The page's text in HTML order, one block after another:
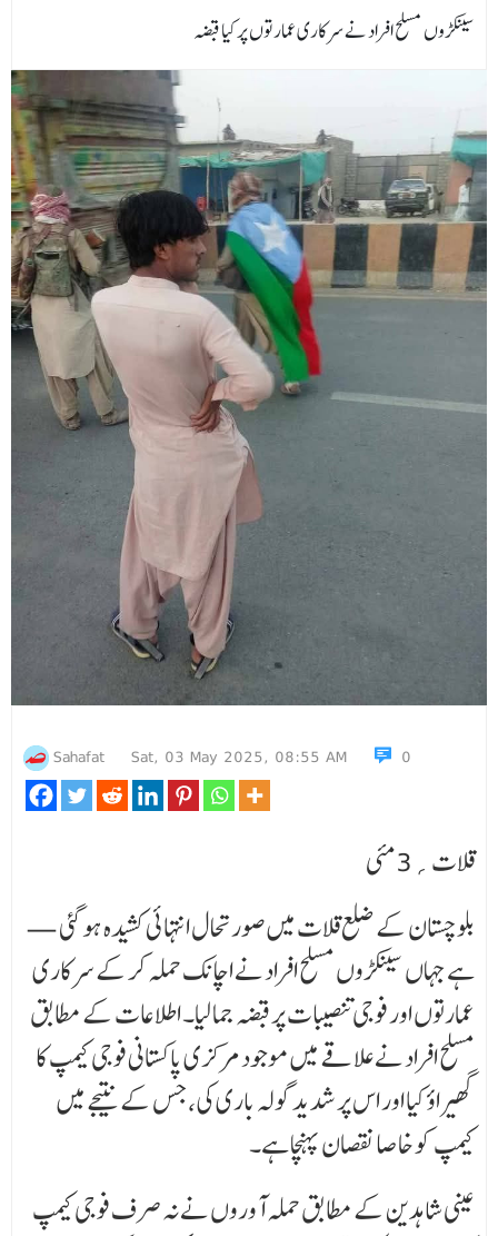
سینکڑوں مسلح افراد نے سرکاری عمارتوں پرکیا قبضہ
Sahafat Sat, 03 May 2025, 08:55 AM 0
قلات؍3مئی
— بلوچستان کے ضلع قلات میں صورتحال انتہائی کشیدہ ہو گئی
ہے جہاں سینکڑوں مسلح افراد نے اچانک حملہ کر کے سرکاری
عمارتوں اور فوجی تنصیبات پر قبضہ جما لیا۔ اطلاعات کے مطابق
مسلح افراد نے علاقے میں موجود مرکزی پاکستانی فوجی کیمپ کا
گھیراؤ کیا اور اس پر شدید گولہ باری کی، جس کے نتیجے میں
کیمپ کو خاصا نقصان پہنچا ہے۔
عینی شاہدین کے مطابق حملہ آوروں نے نہ صرف فوجی کیمپ